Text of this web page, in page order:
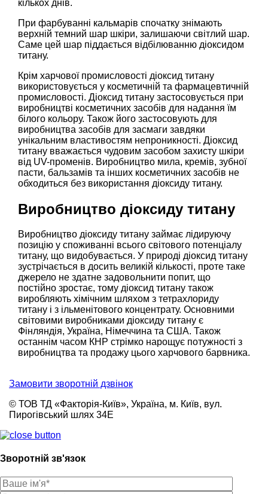
кількох днів.
При фарбуванні кальмарів спочатку знімають
верхній темний шар шкіри, залишаючи світлий шар.
Саме цей шар піддається відбілюванню діоксидом
титану.
Крім харчової промисловості діоксид титану
використовується у косметичній та фармацевтичній
промисловості. Діоксид титану застосовується при
виробництві косметичних засобів для надання їм
білого кольору. Також його застосовують для
виробництва засобів для засмаги завдяки
унікальним властивостям непроникності. Діоксид
титану вважається чудовим засобом захисту шкіри
від UV-променів. Виробництво мила, кремів, зубної
пасти, бальзамів та інших косметичних засобів не
обходиться без використання діоксиду титану.
Виробництво діоксиду титану
Виробництво діоксиду титану займає лідируючу
позицію у споживанні всього світового потенціалу
титану, що видобувається. У природі діоксид титану
зустрічається в досить великій кількості, проте таке
джерело не здатне задовольнити попит, що
постійно зростає, тому діоксид титану також
виробляють хімічним шляхом з тетрахлориду
титану і з ільменітового концентрату. Основними
світовими виробниками діоксиду титану є
Фінляндія, Україна, Німеччина та США. Також
останнім часом КНР стрімко нарощує потужності з
виробництва та продажу цього харчового барвника.
Замовити зворотній дзвінок
© ТОВ ТД «Факторія-Київ», Україна, м. Київ, вул.
Пирогівський шлях 34Е
Зворотній зв'язок